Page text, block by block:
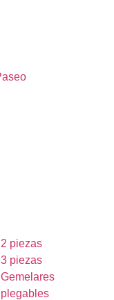
piezas
piezas